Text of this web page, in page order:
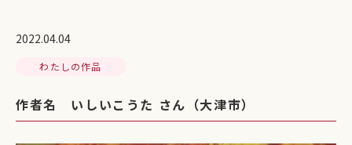
2022.04.04
わたしの作品
作者名 いしいこうた さん（大津市）